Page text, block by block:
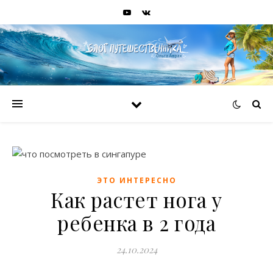
ЭТО ИНТЕРЕСНО
Как растет нога у
ребенка в 2 года
24.10.2024